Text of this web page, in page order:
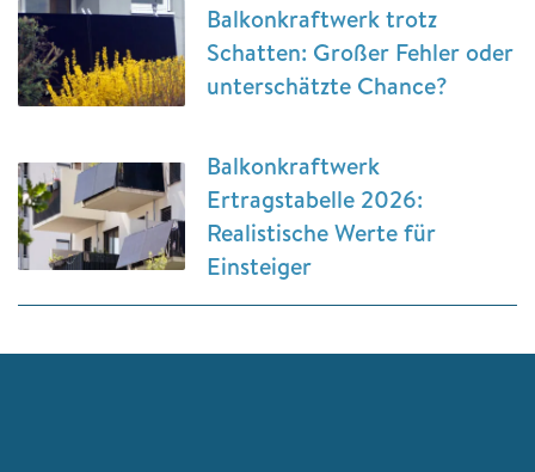
Balkonkraftwerk trotz
Schatten: Großer Fehler oder
unterschätzte Chance?
Balkonkraftwerk
Ertragstabelle 2026:
Realistische Werte für
Einsteiger